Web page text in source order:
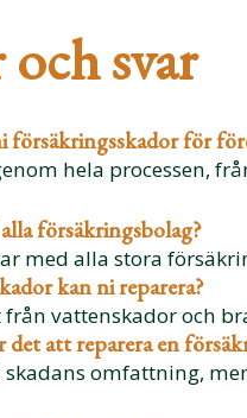
svar
försäkringsskador för
hela processen,
försäkringsbolag?
med alla stora
kan ni reparera?
vattenskador och
att reparera en
skadans omfattning,